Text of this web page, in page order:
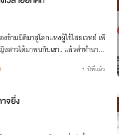
งข้ามมิติมาสู่โลกแห่งผู้ใช้ไสยเวทย์ เพี
สาวได้มาพบกับเขา.. แล้วคำทำนาย
1 ปีที่แล้ว
จยิี่ง